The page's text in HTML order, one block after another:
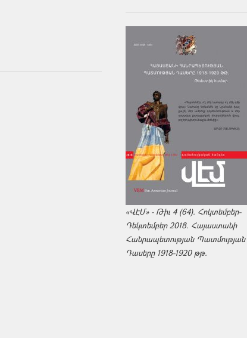
«ՎԷՄ» - Թիւ 4 (64). Հոկտեմբեր-
Դեկտեմբեր 2018. Հայաստանի
Հանրապետության Պատմության
Դասերը 1918-1920 թթ.